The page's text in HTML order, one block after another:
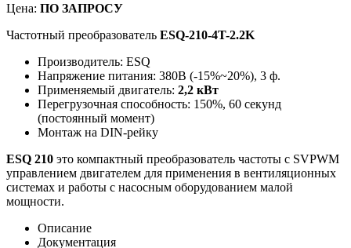
Цена: ПО ЗАПРОСУ
Частотный преобразователь ESQ-210-4T-2.2K
Производитель: ESQ
Напряжение питания: 380В (-15%~20%), 3 ф.
Применяемый двигатель: 2,2 кВт
Перегрузочная способность: 150%, 60 секунд
(постоянный момент)
Монтаж на DIN-рейку
ESQ 210 это компактный преобразователь частоты с SVPWM
управлением двигателем для применения в вентиляционных
системах и работы с насосным оборудованием малой
мощности.
Описание
Документация